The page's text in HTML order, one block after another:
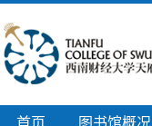
首页 图书馆概况